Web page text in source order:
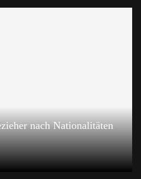
nach Nationalitäten